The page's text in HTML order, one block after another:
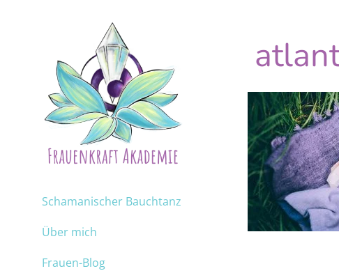
Schamanischer Bauchtanz
Über mich
Frauen-Blog